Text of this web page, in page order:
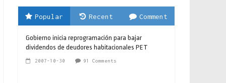
Popular Recent Comment
Gobierno inicia reprogramación para bajar
dividendos de deudores habitacionales PET
2007-10-30 91 Comments